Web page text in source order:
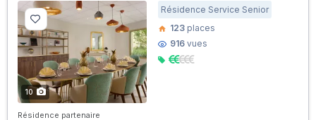
10
Résidence Service Senior
123 places
916 vues
Résidence partenaire